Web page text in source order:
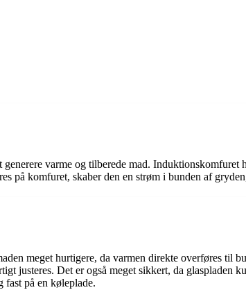
varme og tilberede mad. Induktionskomfuret
på komfuret, skaber den en strøm i bunden af
meget hurtigere, da varmen direkte overføres til
justeres. Det er også meget sikkert, da glaspladen
fast på en køleplade.